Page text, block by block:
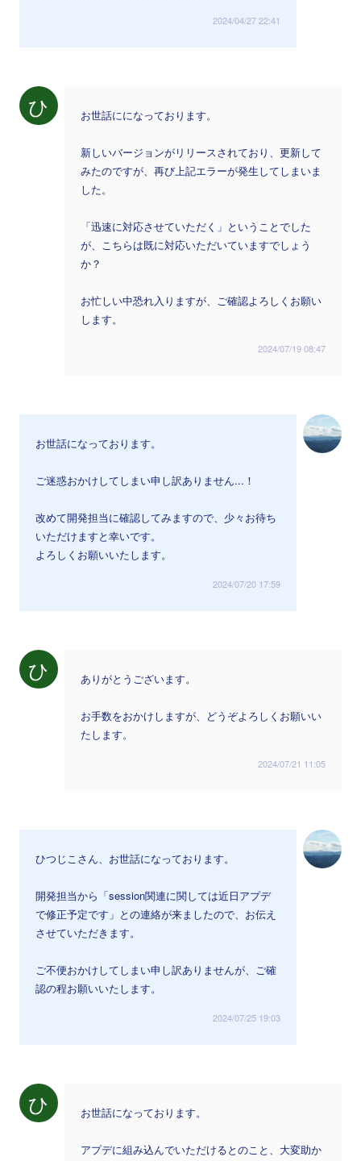
2024/04/27 22:41
ひ お世話にになっております。
新しいバージョンがリリースされており、更新して
みたのですが、再び上記エラーが発生してしまいま
した。
「迅速に対応させていただく」ということでした
が、こちらは既に対応いただいていますでしょう
か？
お忙しい中恐れ入りますが、ご確認よろしくお願い
します。
2024/07/19 08:47
お世話になっております。
ご迷惑おかけしてしまい申し訳ありません...！
改めて開発担当に確認してみますので、少々お待ち
いただけますと幸いです。
よろしくお願いいたします。
2024/07/20 17:59
ひ ありがとうございます。
お手数をおかけしますが、どうぞよろしくお願いい
たします。
2024/07/21 11:05
ひつじこさん、お世話になっております。
開発担当から「session関連に関しては近日アプデ
で修正予定です」との連絡が来ましたので、お伝え
させていただきます。
ご不便おかけしてしまい申し訳ありませんが、ご確
認の程お願いいたします。
2024/07/25 19:03
ひ お世話になっております。
アプデに組み込んでいただけるとのこと、大変助か